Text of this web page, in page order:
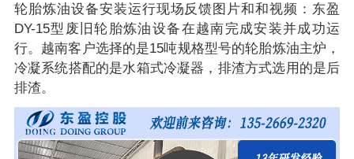
轮胎炼油设备安装运行现场反馈图片和和视频：东盈
DY-15型废旧轮胎炼油设备在越南完成安装并成功运
行。越南客户选择的是15吨规格型号的轮胎炼油主炉，
冷凝系统搭配的是水箱式冷凝器，排渣方式选用的是后
排渣。